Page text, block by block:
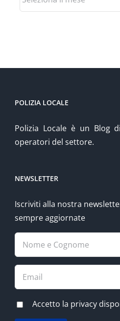
POLIZIA LOCALE
Polizia Locale è un Blog
operatori del settore.
NEWSLETTER
Iscriviti alla nostra
sempre aggiornate
Accetto la privacy